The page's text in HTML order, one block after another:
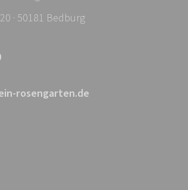
· 50181 Bedburg
rosengarten.de